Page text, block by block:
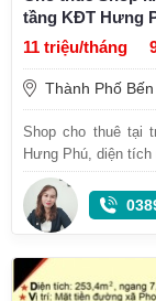
tầng KĐT Hưng
11 triệu/tháng
Thành Phố
Shop cho thuê tại
Hưng Phú, diện tích